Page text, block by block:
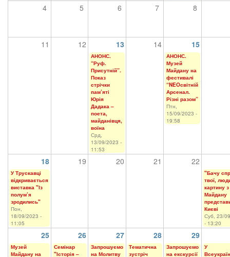
4 5 6 7 8
11 12 13 14 15
АНОНС.
“Руф.
Присутній”.
Показ
стрічки
пам’яті
Юрія
Дадака –
поета,
майданівця,
воїна
Срд,
13/09/2023 -
11:53
АНОНС.
Музей
Майдану на
фестивалі
“NEOсвітній
Арсенал.
Різні разом”
Птн,
15/09/2023 -
19:58
18 19 20 21 22
У Трускавці
відкривається
виставка "Із
полум’я
зродились"
Пон,
18/09/2023 -
11:05
"Бачу
твої,
картину з
Майдану
Києві
Суб, 23/
- 13:20
25 26 27 28 29
Музей
Майдану на
Семінар
"Історія –
Запрошуємо
на Молитву
Тематична
зустріч
Запрошуємо
на екскурсії
У